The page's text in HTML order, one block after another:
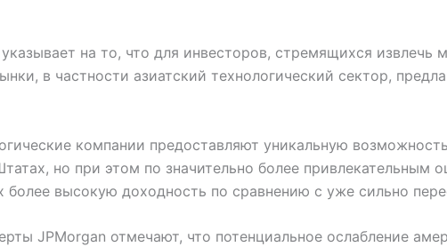
на то, что для инвесторов, стремящихся извлечь
в частности азиатский технологический сектор,
компании предоставляют уникальную
но при этом по значительно более привлекательным
высокую доходность по сравнению с уже сильно
JPMorgan отмечают, что потенциальное ослабление